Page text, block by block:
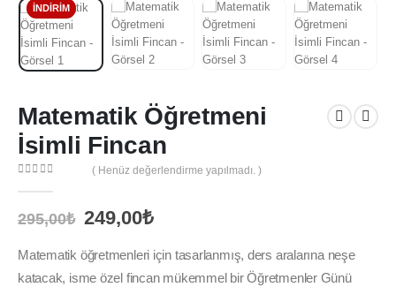
İNDIRIM
Matematik Öğretmeni
İsimli Fincan
( Henüz değerlendirme yapılmadı. )
295,00₺ Orijinal
295,00₺.
249,00₺Şu
fiyat:
249,00₺.
Matematik öğretmenleri için tasarlanmış, ders aralarına neşe
katacak, isme özel fincan mükemmel bir Öğretmenler Günü